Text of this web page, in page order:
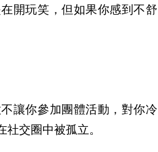
開玩笑，但如果你感到不舒
讓你參加團體活動，對你冷
交圈中被孤立。